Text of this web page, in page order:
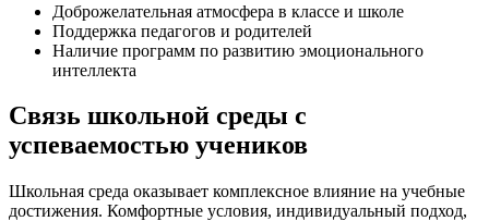
Доброжелательная атмосфера в классе и школе
Поддержка педагогов и родителей
Наличие программ по развитию эмоционального
интеллекта
Связь школьной среды с
успеваемостью учеников
Школьная среда оказывает комплексное влияние на учебные
достижения. Комфортные условия, индивидуальный подход,